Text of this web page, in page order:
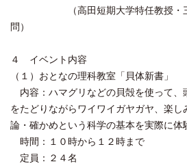
（高田短期大学特任教授・三重
問）
４ イベント内容
（１）おとなの理科教室「貝体新書」
内容：ハマグリなどの貝殻を使って、
をたどりながらワイワイガヤガヤ、楽
論・確かめという科学の基本を実際に体
時間：１０時から１２時まで
定員：２４名